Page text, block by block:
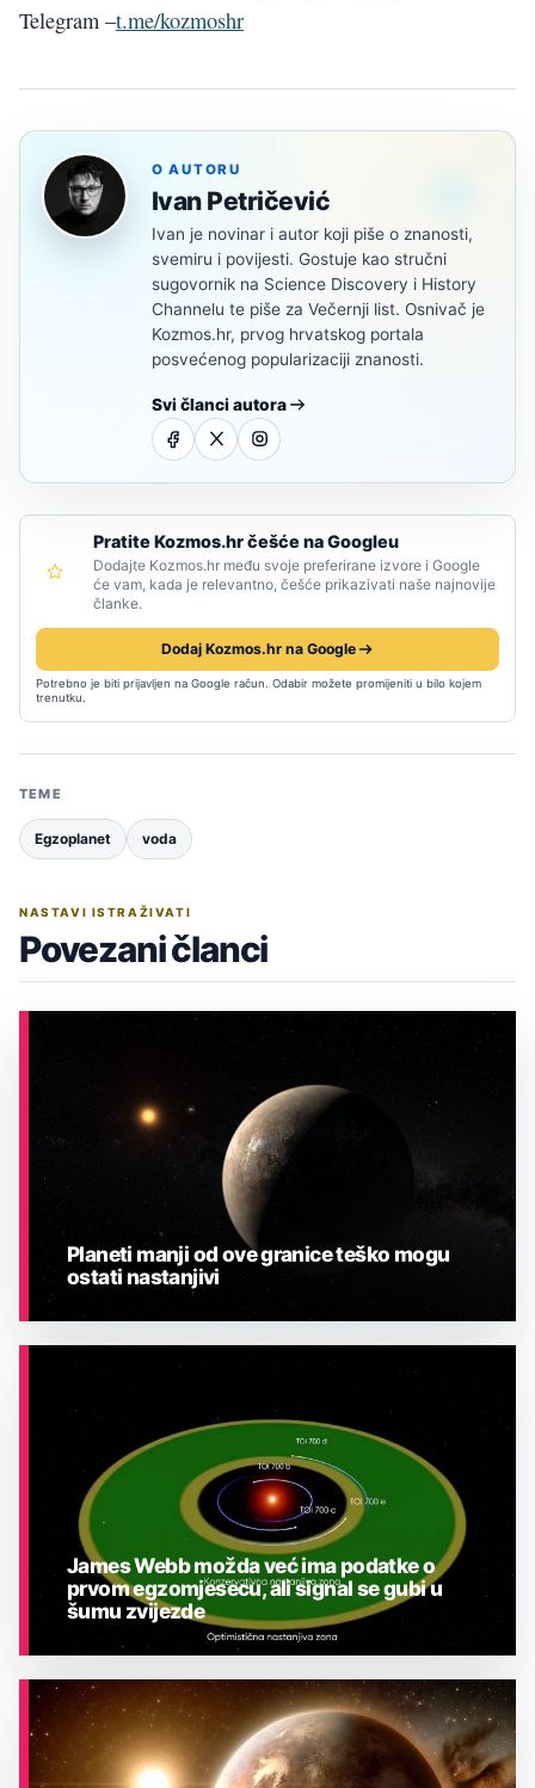
Telegram –t.me/kozmoshr
O AUTORU
Ivan Petričević
Ivan je novinar i autor koji piše o znanosti,
svemiru i povijesti. Gostuje kao stručni
sugovornik na Science Discovery i History
Channelu te piše za Večernji list. Osnivač je
Kozmos.hr, prvog hrvatskog portala
posvećenog popularizaciji znanosti.
Svi članci autora
Pratite Kozmos.hr češće na Googleu
Dodajte Kozmos.hr među svoje preferirane izvore i Google
će vam, kada je relevantno, češće prikazivati naše najnovije
članke.
Dodaj Kozmos.hr na Google
Potrebno je biti prijavljen na Google račun. Odabir možete promijeniti u bilo kojem
trenutku.
TEME
Egzoplanet voda
NASTAVI ISTRAŽIVATI
Povezani članci
Planeti manji od ove granice teško mogu
ostati nastanjivi
ASTRONOMIJA
James Webb možda već ima podatke o
prvom egzomjesecu, ali signal se gubi u
šumu zvijezde